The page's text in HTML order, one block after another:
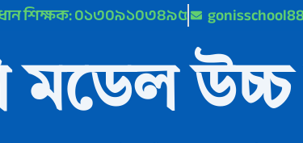
শিক্ষক: ০১৩০৯১০৩৪৯৫
মডেল উচ্চ